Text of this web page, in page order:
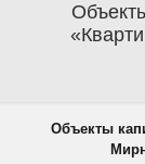
Объекты